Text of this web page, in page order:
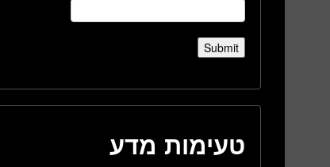
טעימות מדע